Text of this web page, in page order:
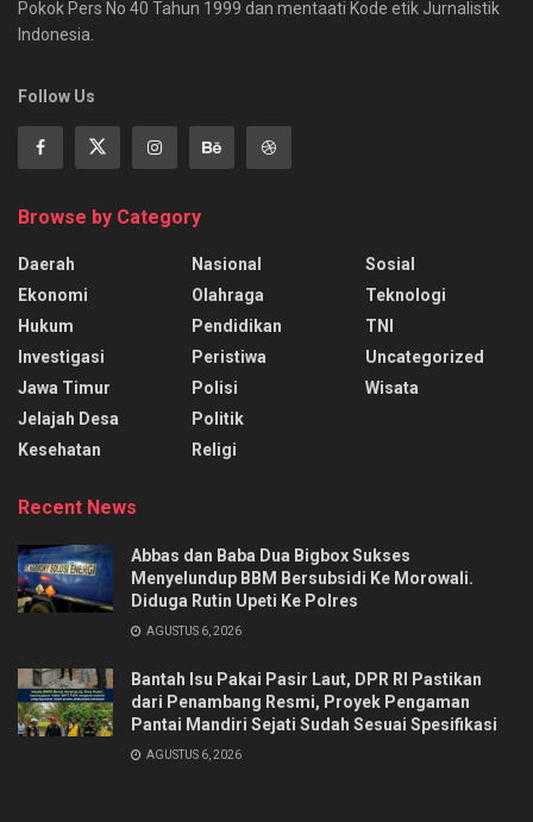
Pokok Pers No 40 Tahun 1999 dan mentaati Kode etik Jurnalistik
Indonesia.
Follow Us
Browse by Category
Daerah
Ekonomi
Hukum
Investigasi
Jawa Timur
Jelajah Desa
Kesehatan
Nasional
Olahraga
Pendidikan
Peristiwa
Polisi
Politik
Religi
Sosial
Teknologi
TNI
Uncategorized
Wisata
Recent News
Abbas dan Baba Dua Bigbox Sukses
Menyelundup BBM Bersubsidi Ke Morowali.
Diduga Rutin Upeti Ke Polres
AGUSTUS 6, 2026
Bantah Isu Pakai Pasir Laut, DPR RI Pastikan
dari Penambang Resmi, Proyek Pengaman
Pantai Mandiri Sejati Sudah Sesuai Spesifikasi
AGUSTUS 6, 2026